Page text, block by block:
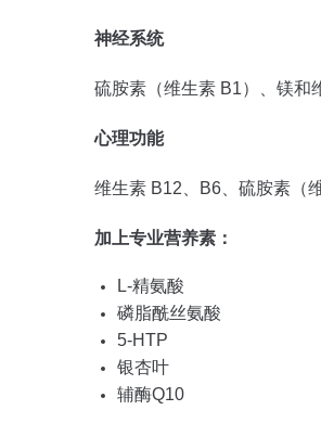
神经系统
硫胺素（维生素 B1）、镁和
心理功能
维生素 B12、B6、硫胺素（
加上专业营养素：
L-精氨酸
磷脂酰丝氨酸
5-HTP
银杏叶
辅酶Q10